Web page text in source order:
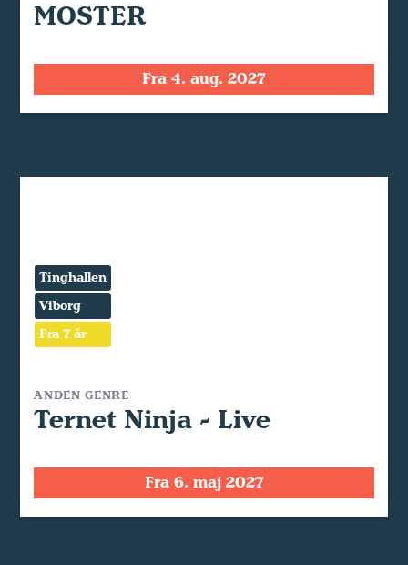
MOSTER
Fra 4. aug. 2027
Tinghallen
Viborg
Fra 7 år
ANDEN GENRE
Ternet Ninja - Live
Fra 6. maj 2027